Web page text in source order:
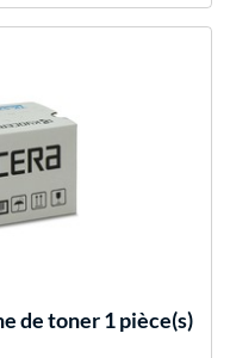
de toner 1 pièce(s)